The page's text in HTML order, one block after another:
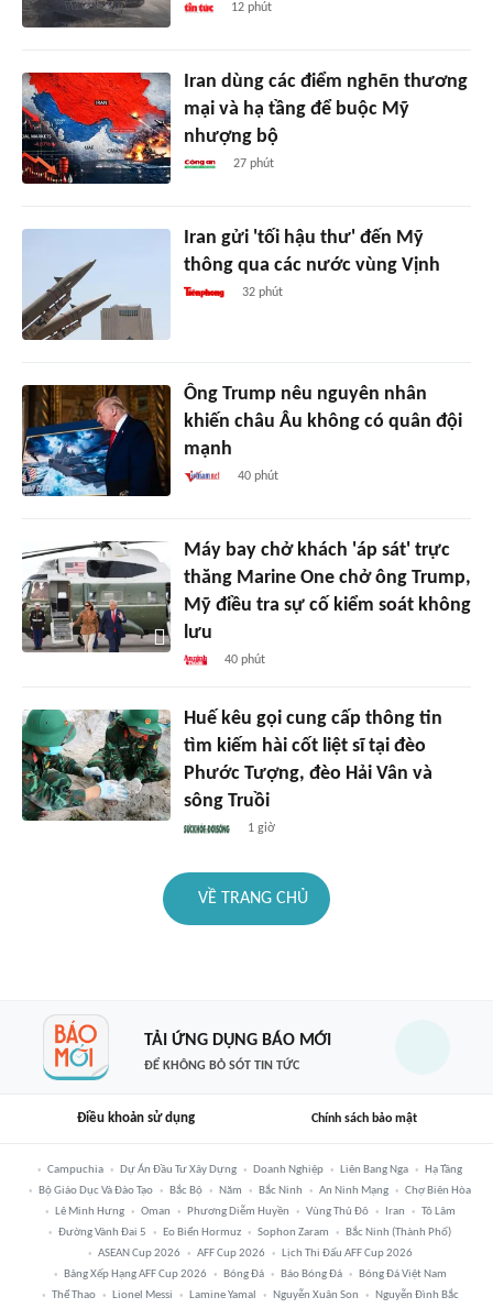
12 phút
Iran dùng các điểm nghẽn thương
mại và hạ tầng để buộc Mỹ
nhượng bộ
27 phút
Iran gửi 'tối hậu thư' đến Mỹ
thông qua các nước vùng Vịnh
32 phút
Ông Trump nêu nguyên nhân
khiến châu Âu không có quân đội
mạnh
40 phút
Máy bay chở khách 'áp sát' trực
thăng Marine One chở ông Trump,
Mỹ điều tra sự cố kiểm soát không
lưu
40 phút
Huế kêu gọi cung cấp thông tin
tìm kiếm hài cốt liệt sĩ tại đèo
Phước Tượng, đèo Hải Vân và
sông Truồi
1 giờ
VỀ TRANG CHỦ
TẢI ỨNG DỤNG BÁO MỚI
ĐỂ KHÔNG BỎ SÓT TIN TỨC
Điều khoản sử dụng Chính sách bảo mật
Campuchia Dự Án Đầu Tư Xây Dựng Doanh Nghiệp Liên Bang Nga
Hạ Tầng
Bộ Giáo Dục Và Đào Tạo
Bắc Bộ Năm Bắc Ninh An Ninh Mạng
Chợ Biên Hòa
Lê Minh Hưng
Oman Phương Diễm Huyền Vùng Thủ Đô Iran
Tô Lâm
Đường Vành Đai 5
Eo Biển Hormuz Sophon Zaram
Bắc Ninh (thành Phố)
ASEAN Cup 2026
AFF Cup 2026
Lịch Thi Đấu AFF Cup 2026
Bảng Xếp Hạng AFF Cup 2026
Bóng Đá Báo Bóng Đá
Bóng Đá Việt Nam
Thể Thao
Lionel Messi Lamine Yamal Nguyễn Xuân Son Nguyễn Đình Bắc